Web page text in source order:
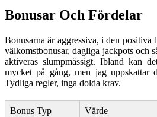
Bonusar Och Fördelar
Bonusarna är aggressiva, i den positiva
välkomstbonusar, dagliga jackpots och
aktiveras slumpmässigt. Ibland kan
mycket på gång, men jag uppskattar
Tydliga regler, inga dolda krav.
Bonus Typ Värde